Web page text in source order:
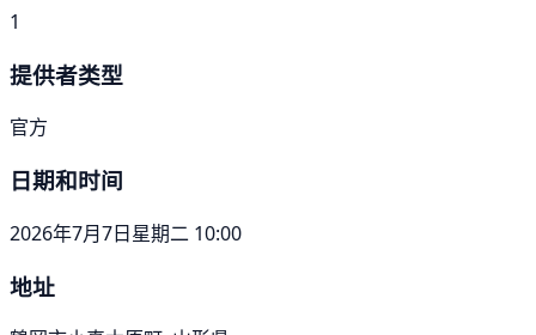
1
提供者类型
官方
日期和时间
2026年7月7日星期二 10:00
地址